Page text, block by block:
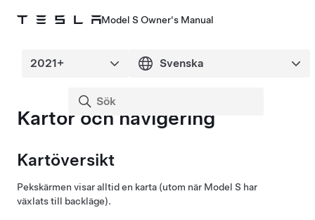
Model S Owner's Manual
Kartor och navigering
Kartöversikt
Pekskärmen visar alltid en karta (utom när Model S har
växlats till backläge).